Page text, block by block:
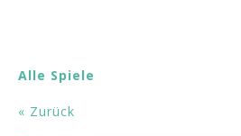
Alle Spiele
« Zurück